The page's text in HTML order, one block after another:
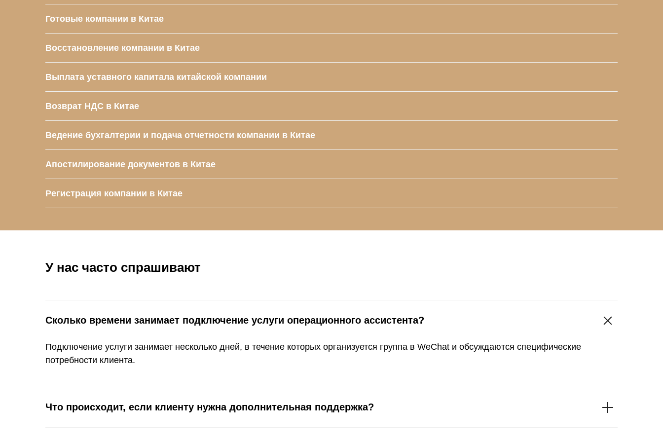
Готовые компании в Китае
Восстановление компании в Китае
Выплата уставного капитала китайской компании
Возврат НДС в Китае
Ведение бухгалтерии и подача отчетности компании в Китае
Апостилирование документов в Китае
Регистрация компании в Китае
У нас часто спрашивают
Сколько времени занимает подключение услуги операционного ассистента?
Подключение услуги занимает несколько дней, в течение которых организуется группа в WeChat и обсуждаются специфические
потребности клиента.
Что происходит, если клиенту нужна дополнительная поддержка?